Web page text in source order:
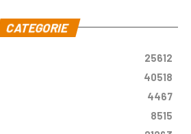
CATEGORIE
25612
40518
4467
8515